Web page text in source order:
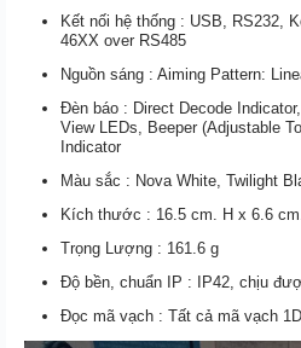
Kết nối hệ thống : USB, RS232,
46XX over RS485
Nguồn sáng : Aiming Pattern:
Đèn báo : Direct Decode
View LEDs, Beeper (Adjustable
Indicator
Màu sắc : Nova White, Twilight
Kích thước : 16.5 cm. H x 6.6
Trọng Lượng : 161.6 g
Độ bền, chuẩn IP : IP42, chịu
Đọc mã vạch : Tất cả mã vạch